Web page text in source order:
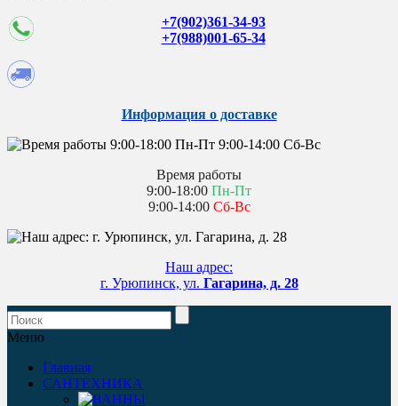
+7(902)361-34-93
+7(988)001-65-34
Информация о доставке
Время работы
9:00-18:00 Пн-Пт
9:00-14:00 Сб-Вс
Наш адрес:
г. Урюпинск, ул. Гагарина, д. 28
Меню
Главная
САНТЕХНИКА